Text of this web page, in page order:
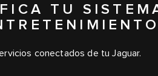
TU
conectados de tu Jaguar.